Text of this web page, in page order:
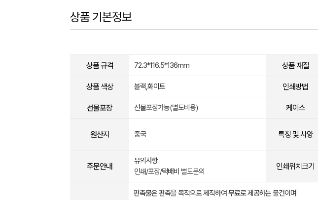
상품 기본정보
상품 규격 72.3*116.5*136mm 상품 재질
상품 색상 블랙,화이트 인쇄방법
선물포장 선물포장가능(별도비용) 케이스
원산지 중국 특징 및 사양
주문안내
유의사항
인쇄/포장/택배비 별도문의
인쇄위치크기
판촉물은 판촉을 목적으로 제작하여 무료로 제공하는 물건이며